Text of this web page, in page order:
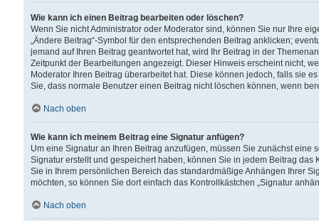
Wie kann ich einen Beitrag bearbeiten oder löschen?
Wenn Sie nicht Administrator oder Moderator sind, können Sie nur Ihre
„Ändere Beitrag“-Symbol für den entsprechenden Beitrag anklicken;
jemand auf Ihren Beitrag geantwortet hat, wird Ihr Beitrag in der
Zeitpunkt der Bearbeitungen angezeigt. Dieser Hinweis erscheint nicht,
Moderator Ihren Beitrag überarbeitet hat. Diese können jedoch, falls sie
Sie, dass normale Benutzer einen Beitrag nicht löschen können, wenn
Nach oben
Wie kann ich meinem Beitrag eine Signatur anfügen?
Um eine Signatur an Ihren Beitrag anzufügen, müssen Sie zunächst
Signatur erstellt und gespeichert haben, können Sie in jedem Beitrag
Sie in Ihrem persönlichen Bereich das standardmäßige Anhängen Ihrer
möchten, so können Sie dort einfach das Kontrollkästchen „Signatur
Nach oben